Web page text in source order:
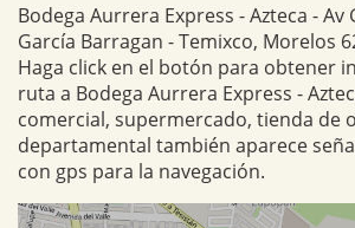
Bodega Aurrera Express - Azteca - Av
García Barragan - Temixco, Morelos
Haga click en el botón para obtener
ruta a Bodega Aurrera Express -
comercial, supermercado, tienda de
departamental también aparece
con gps para la navegación.